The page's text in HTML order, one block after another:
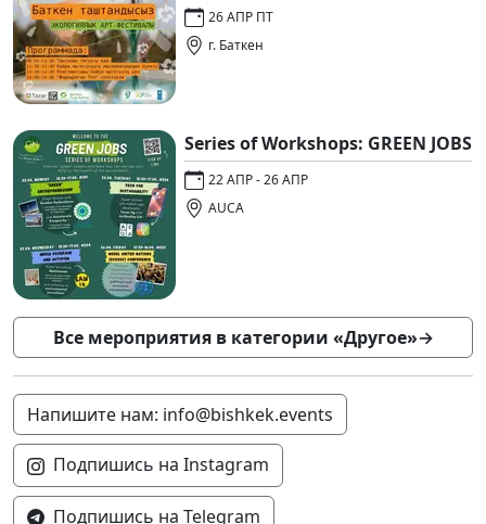
26 АПР ПТ
г. Баткен
Series of Workshops: GREEN JOBS
22 АПР - 26 АПР
AUCA
Все мероприятия в категории «Другое»→
Напишите нам: info@bishkek.events
Подпишись на Instagram
Подпишись на Telegram